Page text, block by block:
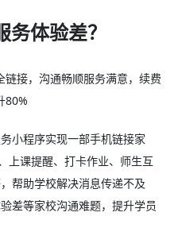
务体验差？
接，沟通畅顺服务满意，续费
80%
小程序实现一部手机链接家
上课提醒、打卡作业、师生互
帮助学校解决消息传递不及
差等家校沟通难题，提升学员